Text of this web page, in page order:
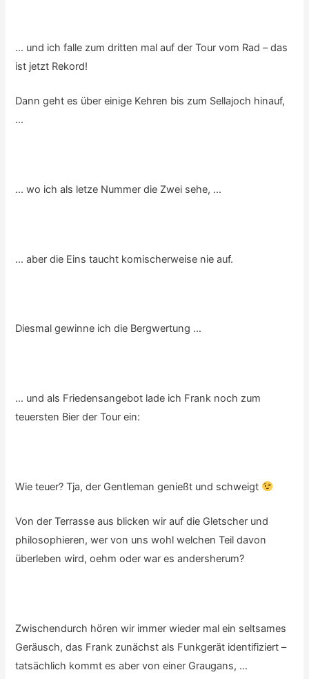
… und ich falle zum dritten mal auf der Tour vom Rad – das
ist jetzt Rekord!
Dann geht es über einige Kehren bis zum Sellajoch hinauf,
…
… wo ich als letze Nummer die Zwei sehe, …
… aber die Eins taucht komischerweise nie auf.
Diesmal gewinne ich die Bergwertung …
… und als Friedensangebot lade ich Frank noch zum
teuersten Bier der Tour ein:
Wie teuer? Tja, der Gentleman genießt und schweigt
Von der Terrasse aus blicken wir auf die Gletscher und
philosophieren, wer von uns wohl welchen Teil davon
überleben wird, oehm oder war es andersherum?
Zwischendurch hören wir immer wieder mal ein seltsames
Geräusch, das Frank zunächst als Funkgerät identifiziert –
tatsächlich kommt es aber von einer Graugans, …